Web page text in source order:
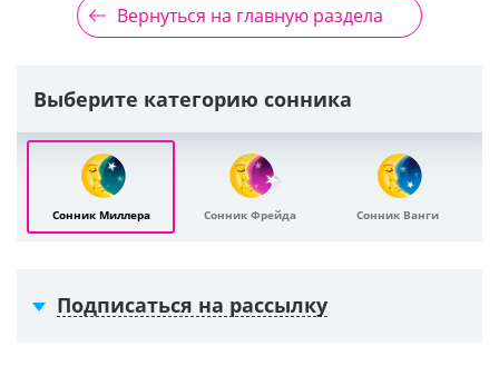
Вернуться на главную раздела
Выберите категорию сонника
Сонник Миллера Сонник Фрейда Сонник Ванги
Подписаться на рассылку